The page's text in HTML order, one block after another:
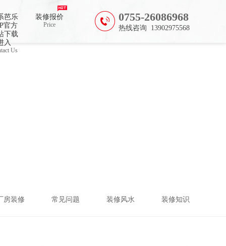
乐视频APP下载黄色片
0755-26086968
热线咨询 13902975568
芭乐
官方
下载
入
Us
装修报价
Price
房装修 常见问题 装修风水 装修知识